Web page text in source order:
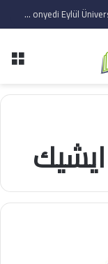
مفاضلة جامعة باندرما 17 ايلول 2024 – Bandırma onyedi Eylül Üniversitesi